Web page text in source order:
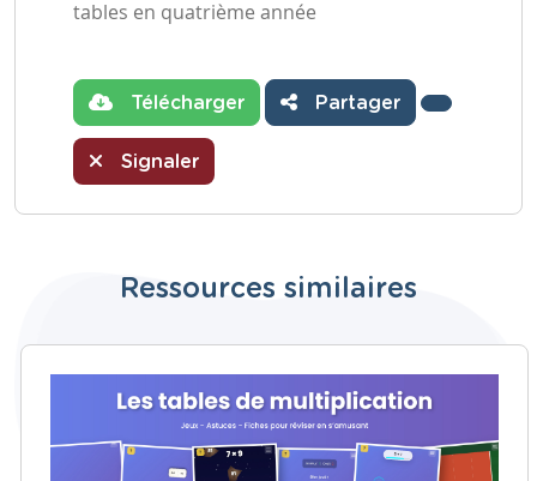
tables en quatrième année
Télécharger Partager
Signaler
Ressources similaires